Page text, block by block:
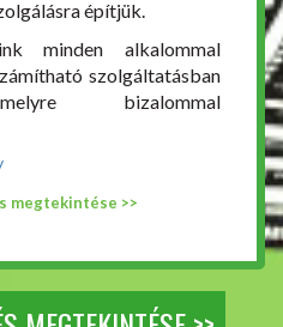
építjük.
minden alkalommal
szolgáltatásban
bizalommal
megtekintése >>